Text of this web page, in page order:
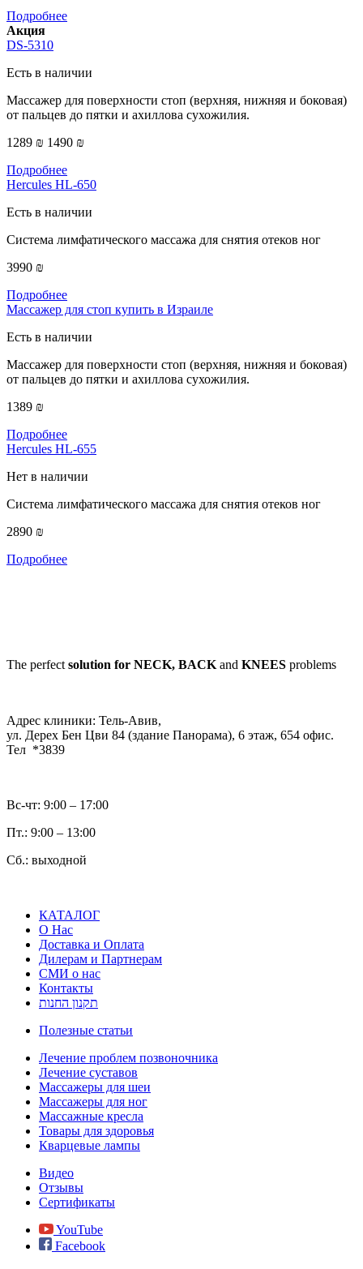
Подробнее
Акция
DS-5310
Есть в наличии
Массажер для поверхности стоп (верхняя, нижняя и боковая)
от пальцев до пятки и ахиллова сухожилия.
1289 ₪ 1490 ₪
Подробнее
Hercules HL-650
Есть в наличии
Система лимфатического массажа для снятия отеков ног
3990 ₪
Подробнее
Массажер для стоп купить в Израиле
Есть в наличии
Массажер для поверхности стоп (верхняя, нижняя и боковая)
от пальцев до пятки и ахиллова сухожилия.
1389 ₪
Подробнее
Hercules HL-655
Нет в наличии
Система лимфатического массажа для снятия отеков ног
2890 ₪
Подробнее
The perfect solution for NECK, BACK and KNEES problems
Адрес клиники: Тель-Авив,
ул. Дерех Бен Цви 84 (здание Панорама), 6 этаж, 654 офис.
Тел *3839
Вс-чт: 9:00 – 17:00
Пт.: 9:00 – 13:00
Сб.: выходной
КАТАЛОГ
О Нас
Доставка и Оплата
Дилерам и Партнерам
СМИ о нас
Контакты
תקנון החנות
Полезные статьи
Лечение проблем позвоночника
Лечение суставов
Массажеры для шеи
Массажеры для ног
Массажные кресла
Товары для здоровья
Кварцевые лампы
Видео
Отзывы
Сертификаты
YouTube
Facebook